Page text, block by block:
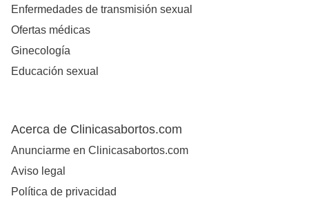
Enfermedades de transmisión sexual
Ofertas médicas
Ginecología
Educación sexual
Acerca de Clinicasabortos.com
Anunciarme en Clinicasabortos.com
Aviso legal
Política de privacidad